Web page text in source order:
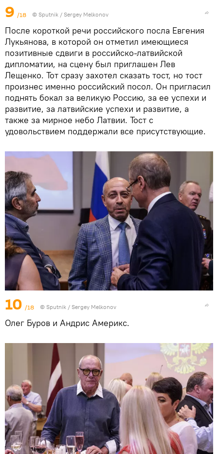
9 /18 © Sputnik / Sergey Melkonov
После короткой речи российского посла Евгения
Лукьянова, в которой он отметил имеющиеся
позитивные сдвиги в российско-латвийской
дипломатии, на сцену был приглашен Лев
Лещенко. Тот сразу захотел сказать тост, но тост
произнес именно российский посол. Он пригласил
поднять бокал за великую Россию, за ее успехи и
развитие, за латвийские успехи и развитие, а
также за мирное небо Латвии. Тост с
удовольствием поддержали все присутствующие.
10 /18 © Sputnik / Sergey Melkonov
Олег Буров и Андрис Америкс.